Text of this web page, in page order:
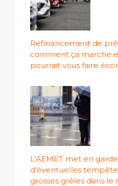
Refinancement de
comment ça marche
pourrait vous faire
L'AEMET met en
d'éventuelles
grosses grêles dans le